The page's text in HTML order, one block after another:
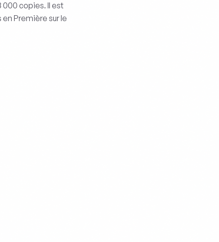
000 copies. Il est
Première sur le